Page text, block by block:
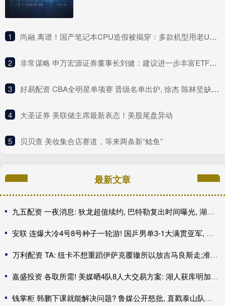
1 ​尚融 离谱！国产笔记本CPU造假被揭穿：多款机型用老U冒充新U 连BIOS都改了骗消费者
2 ​非常谋略 申万宏源证券董事长刘健：建议进一步丰富ETF产品类型
3 ​好易配资 CBA全明星单项赛 晋级名单出炉, 徐杰 陈林坚缺席决赛让人意外!
4 ​大圣证券 美联储主席最新表态！美股尾盘异动
5 ​贝贝查 美妆集合店赛道，等来两条新“鲶鱼”
最新文章
九五配资 一夜消息: 狄龙超值续约, 巴特勒复出时间曝光, 湖人旧将重返联盟
安联 连爆大冷4号8号种子一轮游! 国乒男单3-1大满贯亚军, 终于首胜了
万利配资 TA: 纽卡不想重蹈伊萨克覆辙所以放吉马良斯走;准备买中场
嘉盛投资 各取所需! 美媒晒4队8人大交易方案: 湖人获库明加+沃特森赴老鹰
钱掌柜 韩鹏下课就能解决问题? 鲁媒公开怒批, 直戳泰山队病根, 这可咋整